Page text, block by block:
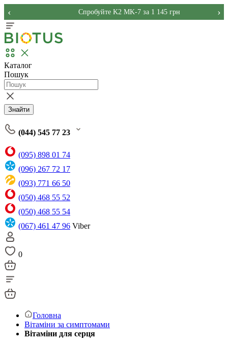
Спробуйте K2 MK-7 за 1 145 грн
‹ ›
Каталог
Пошук
Знайти
(044) 545 77 23
(095) 898 01 74
(096) 267 72 17
(093) 771 66 50
(050) 468 55 52
(050) 468 55 54
(067) 461 47 96 Viber
0
Головна
Вітаміни за симптомами
Вітаміни для серця